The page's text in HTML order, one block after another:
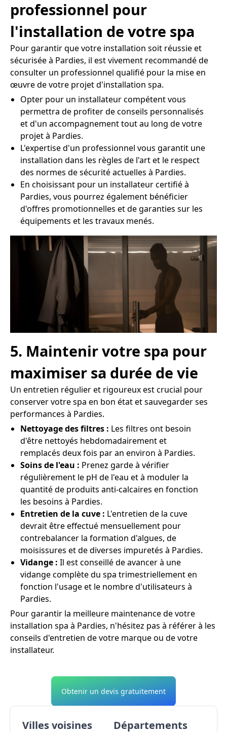
professionnel pour
l'installation de votre spa
Pour garantir que votre installation soit réussie et
sécurisée à Pardies, il est vivement recommandé de
consulter un professionnel qualifié pour la mise en
œuvre de votre projet d'installation spa.
Opter pour un installateur compétent vous
permettra de profiter de conseils personnalisés
et d'un accompagnement tout au long de votre
projet à Pardies.
L'expertise d'un professionnel vous garantit une
installation dans les règles de l'art et le respect
des normes de sécurité actuelles à Pardies.
En choisissant pour un installateur certifié à
Pardies, vous pourrez également bénéficier
d'offres promotionnelles et de garanties sur les
équipements et les travaux menés.
5. Maintenir votre spa pour
maximiser sa durée de vie
Un entretien régulier et rigoureux est crucial pour
conserver votre spa en bon état et sauvegarder ses
performances à Pardies.
Nettoyage des filtres : Les filtres ont besoin
d'être nettoyés hebdomadairement et
remplacés deux fois par an environ à Pardies.
Soins de l'eau : Prenez garde à vérifier
régulièrement le pH de l'eau et à moduler la
quantité de produits anti-calcaires en fonction
les besoins à Pardies.
Entretien de la cuve : L'entretien de la cuve
devrait être effectué mensuellement pour
contrebalancer la formation d'algues, de
moisissures et de diverses impuretés à Pardies.
Vidange : Il est conseillé de avancer à une
vidange complète du spa trimestriellement en
fonction l'usage et le nombre d'utilisateurs à
Pardies.
Pour garantir la meilleure maintenance de votre
installation spa à Pardies, n'hésitez pas à référer à les
conseils d'entretien de votre marque ou de votre
installateur.
Obtenir un devis gratuitement
Villes voisines Départements